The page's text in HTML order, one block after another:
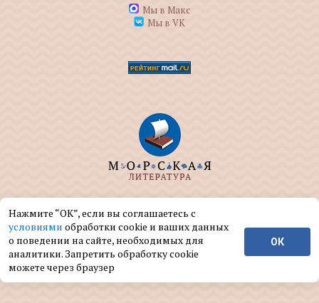
Мы в Макс
Мы в VK
ООО "МОРКНИГА" занимается изданием и
реализацией книг на морскую тематику.
© ООО "МОРКНИГА", 2004 — 2026 г.
Нажмите “ОК”, если вы соглашаетесь с
условиями обработки cookie и ваших данных
о поведении на сайте, необходимых для
аналитики. Запретить обработку cookie
можете через браузер
ОК